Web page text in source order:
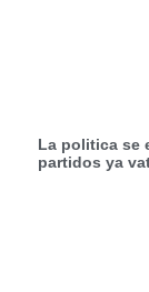
La politica se
partidos ya